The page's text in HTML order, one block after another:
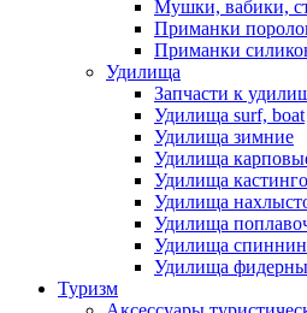
Мушки, вабики,
Приманки
Приманки
Удилища
Запчасти к
Удилища surf, boat
Удилища зимние
Удилища
Удилища
Удилища
Удилища
Удилища
Удилища
Туризм